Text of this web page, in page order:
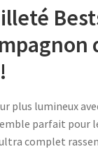
actuel
est :
plus lumineux
parfait pour
complet